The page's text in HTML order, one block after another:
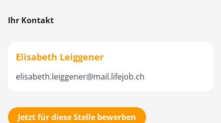
Ihr Kontakt
Elisabeth Leiggener
elisabeth.leiggener@mail.lifejob.ch
Jetzt für diese Stelle bewerben